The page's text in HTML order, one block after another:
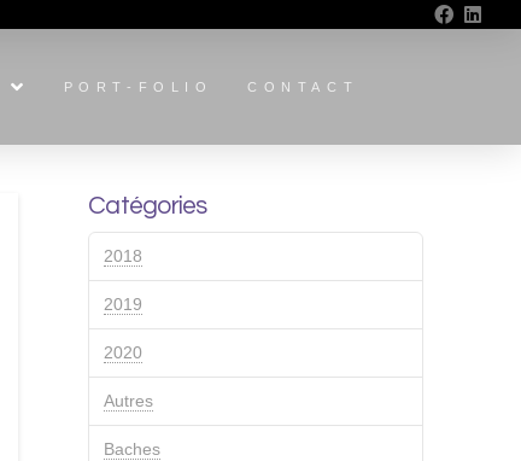
PORT-FOLIO CONTACT
Catégories
2018
2019
2020
Autres
Baches